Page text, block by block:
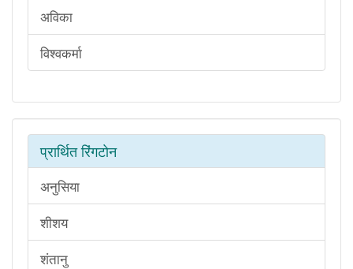
अविका
विश्वकर्मा
प्रार्थित रिंगटोन
अनुसिया
शीशय
शंतानु